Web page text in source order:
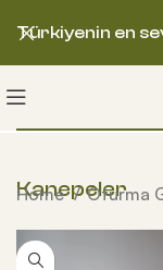
Kanepeler
Home Oturma
Türkiyenin en